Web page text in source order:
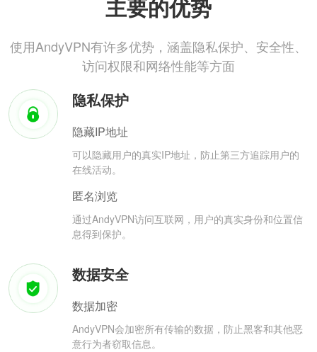
主要的优势
使用AndyVPN有许多优势，涵盖隐私保护、安全性、
访问权限和网络性能等方面
隐私保护
隐藏IP地址
可以隐藏用户的真实IP地址，防止第三方追踪用户的
在线活动。
匿名浏览
通过AndyVPN访问互联网，用户的真实身份和位置信
息得到保护。
数据安全
数据加密
AndyVPN会加密所有传输的数据，防止黑客和其他恶
意行为者窃取信息。